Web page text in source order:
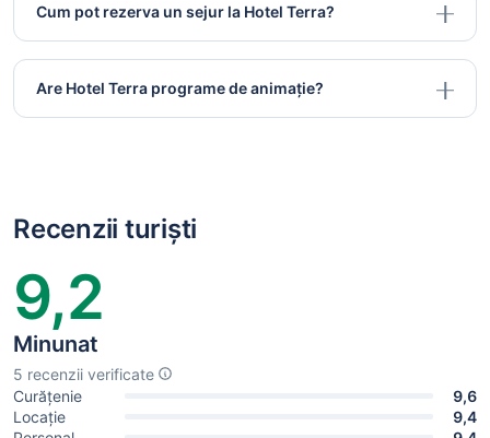
Cum pot rezerva un sejur la Hotel Terra?
Are Hotel Terra programe de animație?
Recenzii turiști
9,2
Minunat
5 recenzii verificate
Curățenie
9,6
Locație
9,4